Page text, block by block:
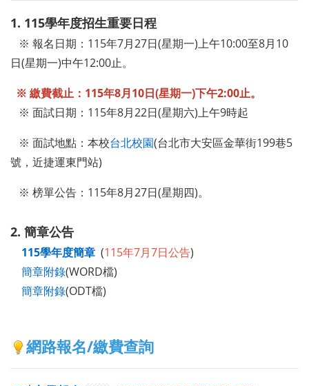
1. 115學年度招生重要日程
※ 報名日期：115年7月27日(星期一)上午10:00至8月10
日(星期一)中午12:00止。
※ 繳費截止：115年8月10日(星期一)下午2:00止。
※ 面試日期：115年8月22日(星期六)上午9時起
※ 面試地點：本校台北校園(台北市大安區金華街199巷5
號，近捷運東門站)
※ 榜單公告：115年8月27日(星期四)。
2. 簡章公告
115學年度簡章 (115年7月7日公告)
簡章附錄(WORD檔)
簡章附錄(ODT檔)
網路報名/繳費查詢